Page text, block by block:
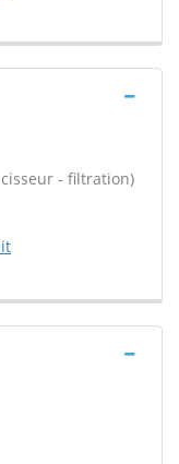
- filtration)